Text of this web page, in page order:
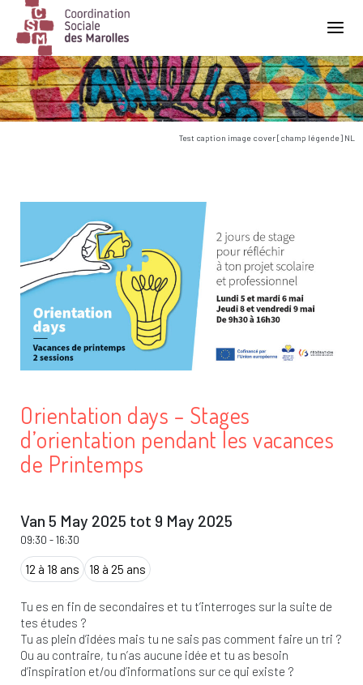
Main Navigation
Test caption image cover [champ légende] NL
Orientation days – Stages
d’orientation pendant les vacances
de Printemps
Van 5 May 2025 tot 9 May 2025
09:30 -16:30
12 à 18 ans 18 à 25 ans
Tu es en fin de secondaires et tu t’interroges sur la suite de
tes études ?
Tu as plein d’idées mais tu ne sais pas comment faire un tri ?
Ou au contraire, tu n’as aucune idée et tu as besoin
d’inspiration et/ou d’informations sur ce qui existe ?